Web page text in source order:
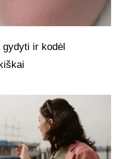
gydyti ir kodėl